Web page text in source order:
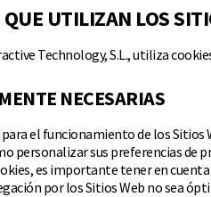
UTILIZAN LOS
Technology, S.L., utiliza
NECESARIAS
el funcionamiento de los Sitios
personalizar sus preferencias de
es importante tener en
por los Sitios Web no sea